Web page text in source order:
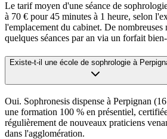
Le tarif moyen d'une séance de
à 70 € pour 45 minutes à 1 heure, selon
l'emplacement du cabinet. De nombreuses
quelques séances par an via un forfait
Existe-t-il une école de sophrologie à
Oui. Sophronesis dispense à Perpignan
une formation 100 % en présentiel,
régulièrement de nouveaux praticiens
dans l'agglomération.